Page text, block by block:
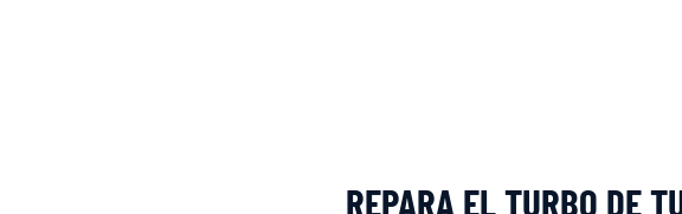
REPARA EL TURBO DE